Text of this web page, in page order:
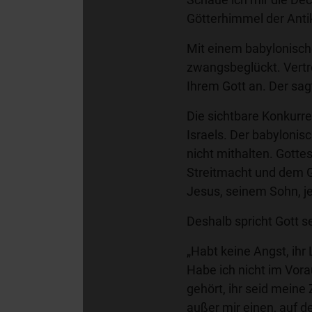
Götterhimmel der
Mit einem
zwangsbeglückt.
Ihrem Gott an. Der
Die sichtbare
Israels. Der
nicht mithalten.
Streitmacht und dem
Jesus, seinem Sohn,
Deshalb spricht Gott
„Habt keine Angst,
Habe ich nicht im
gehört, ihr seid meine
außer mir einen, auf